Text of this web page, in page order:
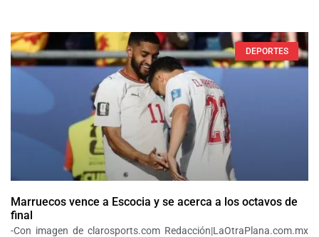
DEPORTES
Marruecos vence a Escocia y se acerca a los octavos de
final
-Con imagen de clarosports.com Redacción|LaOtraPlana.com.mx